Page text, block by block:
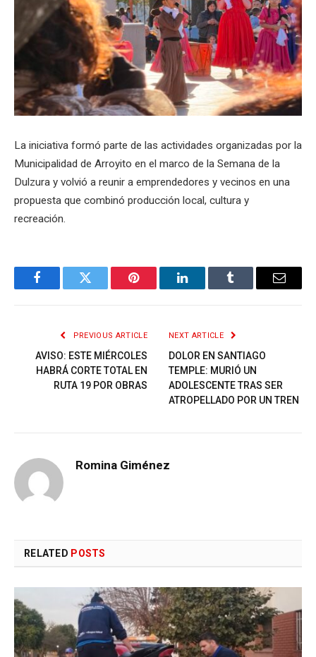
La iniciativa formó parte de las actividades organizadas por la
Municipalidad de Arroyito en el marco de la Semana de la
Dulzura y volvió a reunir a emprendedores y vecinos en una
propuesta que combinó producción local, cultura y
recreación.
FacebookTwitter Pinterest LinkedInTumblr Email
PREVIOUS ARTICLE
AVISO: ESTE MIÉRCOLES
HABRÁ CORTE TOTAL EN
RUTA 19 POR OBRAS
NEXT ARTICLE
DOLOR EN SANTIAGO
TEMPLE: MURIÓ UN
ADOLESCENTE TRAS SER
ATROPELLADO POR UN TREN
Romina Giménez
RELATED POSTS